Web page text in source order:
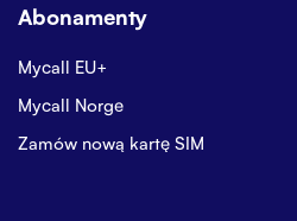
Abonamenty
Mycall EU+
Mycall Norge
Zamów nową kartę SIM